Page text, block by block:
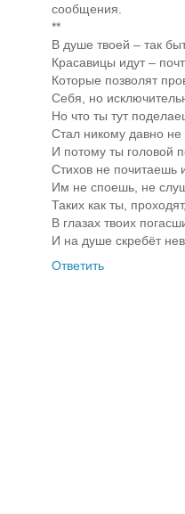
сообщения.
**
В душе твоей – так
Красавицы идут –
Которые позволят
Себя, но
Но что ты тут
Стал никому давно не
И потому ты головой
Стихов не почитаешь
Им не споешь, не
Таких как ты,
В глазах твоих
И на душе скребёт
Ответить